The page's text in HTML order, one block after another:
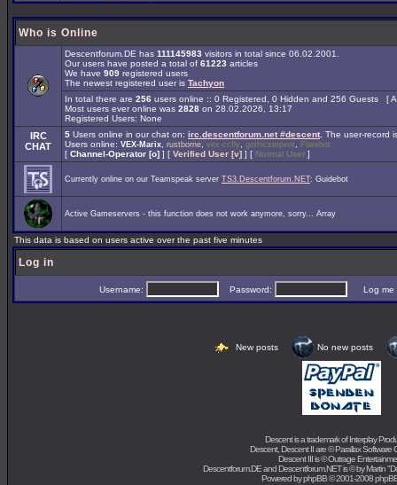
Who is Online
Descentforum.DE has 111145983 visitors in total since 06.02.2001.
Our users have posted a total of 61223 articles
We have 909 registered users
The newest registered user is Tachyon
In total there are 256 users online :: 0 Registered, 0 Hidden and 256 Guests [
Most users ever online was 2828 on 28.02.2026, 13:17
Registered Users: None
IRC
CHAT
5 Users online in our chat on: irc.descentforum.net #descent. The user-record
Users online: VEX-Marix rustborne vex-ccfly gothicserpent Flarebot
[ Channel-Operator [o] ] [ Verified User [v] ] [ Normal User ]
Currently online on our Teamspeak server TS3.Descentforum.NET: Guidebot
Active Gameservers - this function does not work anymore, sorry... Array
This data is based on users active over the past five minutes
Log in
Username: Password: Log me
New posts No new posts
Descent is a trademark ofInterplay
Descent, Descent II are ©Parallax Software
Descent III is ©Outrage
Descentforum.DE and Descentforum.NET is © byMartin
Powered byphpBB© 2001-2008